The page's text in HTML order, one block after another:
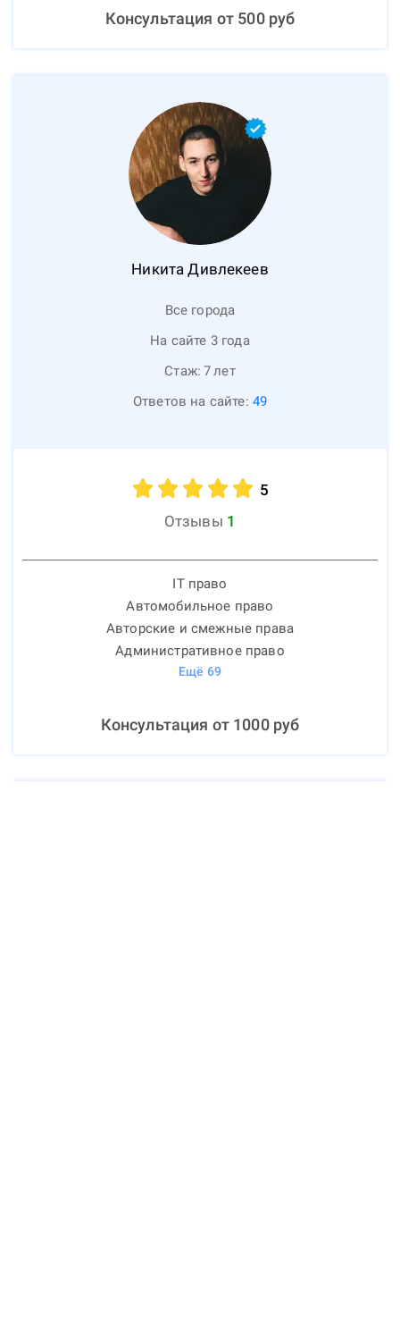
Консультация от 500руб
Никита Дивлекеев
Все города
На сайте 3 года
Стаж: 7лет
Ответов на сайте: 49
5
Отзывы 1
IT право
Автомобильное право
Авторские и смежные права
Административное право
Ещё 69
Консультация от 1000руб